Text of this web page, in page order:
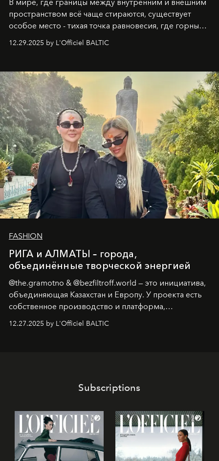
В мире, где границы между внутренним и внешним
пространством всё чаще стираются, существует
особое место - тихая точка равновесия, где горные
вершины Швейцарии встречаются с бездонными
глубинами человеческой души. Здесь, на стыке
Ольга Потапова - женщина, чей путь от поиска
истины превратился в искусство превращения
человеческих кризисов в возможности для
возрождения.
12.29.2025 by L'Officiel BALTIC
FASHION
РИГА и АЛМАТЫ – города,
объединённые творческой энергией
@the.gramotno & @bezfiltroff.world — это инициатива,
объединяющая Казахстан и Европу. У проекта есть
собственное производство и платформа,
предоставляющая возможности, поддержку и
решения для дизайнеров и молодых брендов.
12.27.2025 by L'Officiel BALTIC
Subscriptions